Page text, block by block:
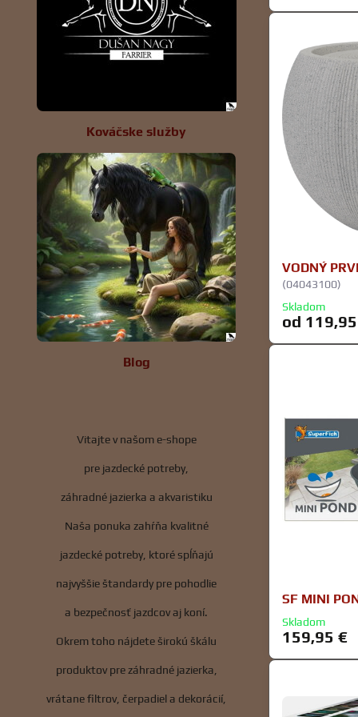
VODNÝ
(04043100)
Skladom
od
SF MINI
Skladom
159,95 €
Kováčske služby
Blog
Vitajte v našom e-shope
pre jazdecké potreby,
záhradné jazierka a akvaristiku
Naša ponuka zahŕňa kvalitné
jazdecké potreby, ktoré spĺňajú
najvyššie štandardy pre pohodlie
a bezpečnosť jazdcov aj koní.
Okrem toho nájdete širokú škálu
produktov pre záhradné jazierka,
vrátane filtrov, čerpadiel a dekorácií,